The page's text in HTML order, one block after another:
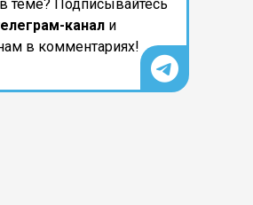
теме? Подписывайтесь
канал и
в комментариях!